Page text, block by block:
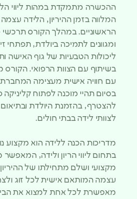
ההכשרה מתמקדת במהות ליווי
המלווה בזמן ההיריון, הלידה
הראשוניים. במהלך הקורס תרכשי
ומגוונים לתמיכה ביולדת, תפתחי
ליכולות הטבעיות של גוף האישה
בשיתוף עם הצוות הרפואי.
עם חוויה אישית מעצימה המחברת
בסיום תהיי מוכנה לפתוח קליניקה
להצטרף, בהזמנת היולדת
לצוותי לידה בבתי חולים.
מדריכות הכנה ללידה הוא מקצוע
בתחום ליווי הריון ולידה,
מקצועי ושלם מתחילתו של
עצמה המותאם אישית לכל זוג
מאפשרת לכל אחת למצוא את